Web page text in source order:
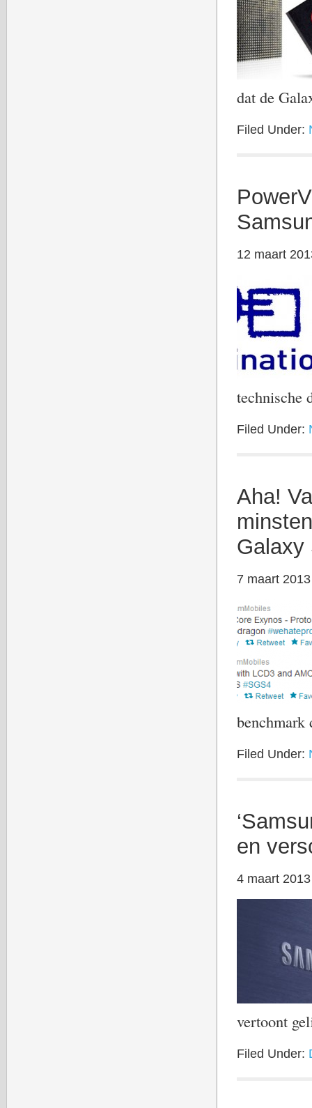
dat de
Filed Under:
12 maart
Filed Under:
Aha!
Galaxy
7 maart 2013
Filed Under:
en
4 maart 2013
vertoont
Filed Under: